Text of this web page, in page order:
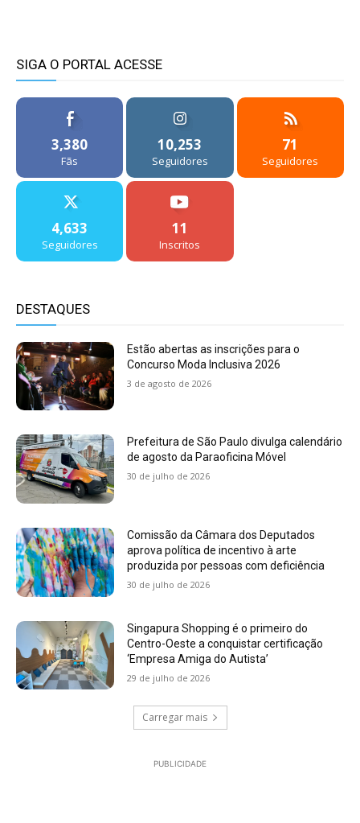
SIGA O PORTAL ACESSE
3,380
Fãs
10,253
Seguidores
71
Seguidores
4,633
Seguidores
11
Inscritos
DESTAQUES
Estão abertas as inscrições para o
Concurso Moda Inclusiva 2026
3 de agosto de 2026
Prefeitura de São Paulo divulga calendário
de agosto da Paraoficina Móvel
30 de julho de 2026
Comissão da Câmara dos Deputados
aprova política de incentivo à arte
produzida por pessoas com deficiência
30 de julho de 2026
Singapura Shopping é o primeiro do
Centro-Oeste a conquistar certificação
‘Empresa Amiga do Autista’
29 de julho de 2026
Carregar mais
PUBLICIDADE